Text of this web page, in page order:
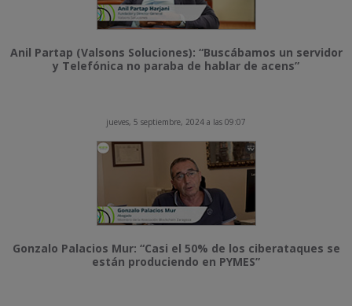
Anil Partap (Valsons Soluciones): “Buscábamos un servidor
y Telefónica no paraba de hablar de acens”
jueves, 5 septiembre, 2024 a las 09:07
Gonzalo Palacios Mur: “Casi el 50% de los ciberataques se
están produciendo en PYMES”